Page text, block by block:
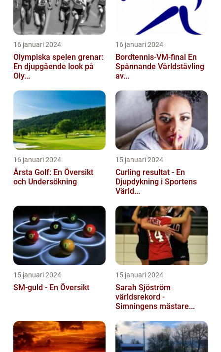
16 januari 2024
Olympiska spelen grenar:
En djupgående look på
Oly...
16 januari 2024
Bordtennis-VM-final En
Spännande Världstävling
av...
16 januari 2024
Årsta Golf: En Översikt
och Undersökning
15 januari 2024
Curling resultat - En
Djupdykning i Sportens
Värld...
15 januari 2024
SM-guld - En Översikt
15 januari 2024
Sarah Sjöström
världsrekord -
Simningens mästare...